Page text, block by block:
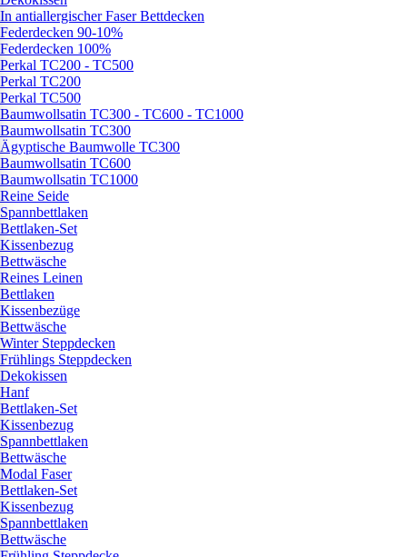
In antiallergischer Faser Bettdecken
Federdecken 90-10%
Federdecken 100%
Perkal TC200 - TC500
Perkal TC200
Perkal TC500
Baumwollsatin TC300 - TC600 - TC1000
Baumwollsatin TC300
Ägyptische Baumwolle TC300
Baumwollsatin TC600
Baumwollsatin TC1000
Reine Seide
Spannbettlaken
Bettlaken-Set
Kissenbezug
Bettwäsche
Reines Leinen
Bettlaken
Kissenbezüge
Bettwäsche
Winter Steppdecken
Frühlings Steppdecken
Dekokissen
Hanf
Bettlaken-Set
Kissenbezug
Spannbettlaken
Bettwäsche
Modal Faser
Bettlaken-Set
Kissenbezug
Spannbettlaken
Bettwäsche